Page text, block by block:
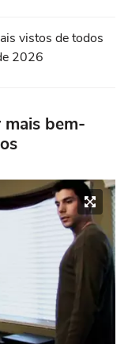
vistos de todos
2026
bem-